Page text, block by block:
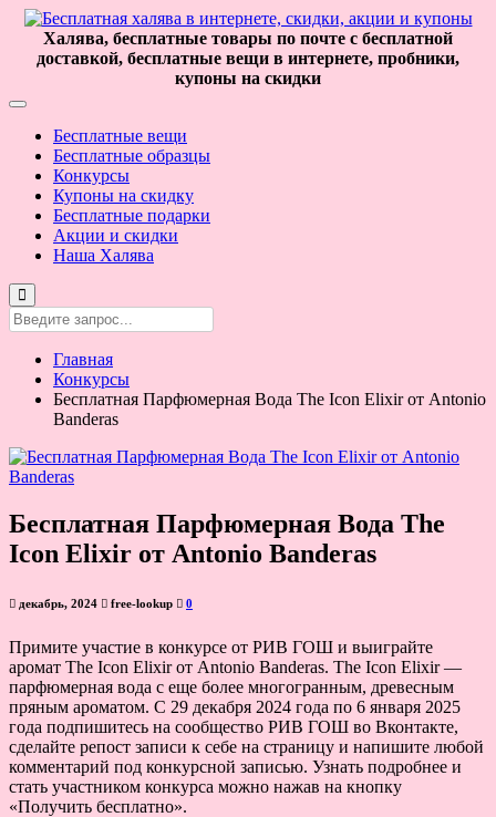
Халява, бесплатные товары по почте с бесплатной
доставкой, бесплатные вещи в интернете, пробники,
купоны на скидки
Бесплатные вещи
Бесплатные образцы
Конкурсы
Купоны на скидку
Бесплатные подарки
Акции и скидки
Наша Халява
Главная
Конкурсы
Бесплатная Парфюмерная Вода The Icon Elixir от Antonio
Banderas
Бесплатная Парфюмерная Вода The
Icon Elixir от Antonio Banderas
декабрь, 2024 free-lookup 0
Примите участие в конкурсе от РИВ ГОШ и выиграйте
аромат The Icon Elixir от Antonio Banderas. The Icon Elixir —
парфюмерная вода с еще более многогранным, древесным
пряным ароматом. С 29 декабря 2024 года по 6 января 2025
года подпишитесь на сообщество РИВ ГОШ во Вконтакте,
сделайте репост записи к себе на страницу и напишите любой
комментарий под конкурсной записью. Узнать подробнее и
стать участником конкурса можно нажав на кнопку
«Получить бесплатно».